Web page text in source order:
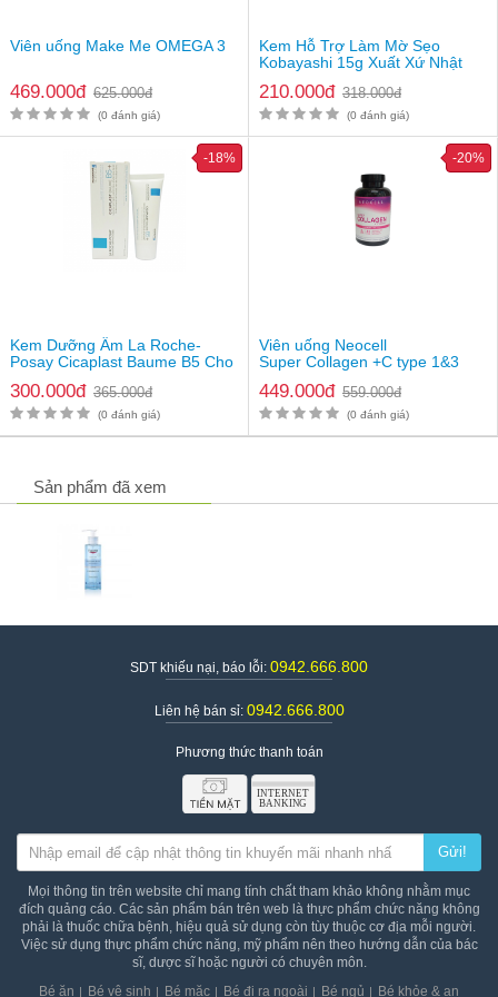
Giá thành
309.000VNĐ/ Chai
Lưu ý: Hiệu quả sử dụng sản phẩm khác nhau tùy thuộc vào
cơ địa của mỗi người
Viên uống Make Me OMEGA 3
469.000đ 625.000đ
(0 đánh giá)
Kem Hỗ Trợ Làm Mờ Sẹo
Kobayashi 15g Xuất Xứ Nhật
210.000đ 318.000đ
(0 đánh giá)
Kem Dưỡng Ẩm La Roche-
Posay Cicaplast Baume B5 Cho
300.000đ 365.000đ
-18%
(0 đánh giá)
Viên uống Neocell
Super Collagen +C type 1&3
449.000đ 559.000đ
-20%
(0 đánh giá)
Sản phẩm đã xem
SDT khiếu nại, báo lỗi: 0942.666.800
Liên hệ bán sỉ: 0942.666.800
Phương thức thanh toán
Gửi!
Mọi thông tin trên website chỉ mang tính chất tham khảo không nhằm mục
đích quảng cáo. Các sản phẩm bán trên web là thực phẩm chức năng không
phải là thuốc chữa bệnh, hiệu quả sử dụng còn tùy thuộc cơ địa mỗi người.
Việc sử dụng thực phẩm chức năng, mỹ phẩm nên theo hướng dẫn của bác
sĩ, dược sĩ hoặc người có chuyên môn.
Bé ăn
Bé vệ sinh Bé mặc Bé đi ra ngoài Bé ngủ Bé khỏe & an